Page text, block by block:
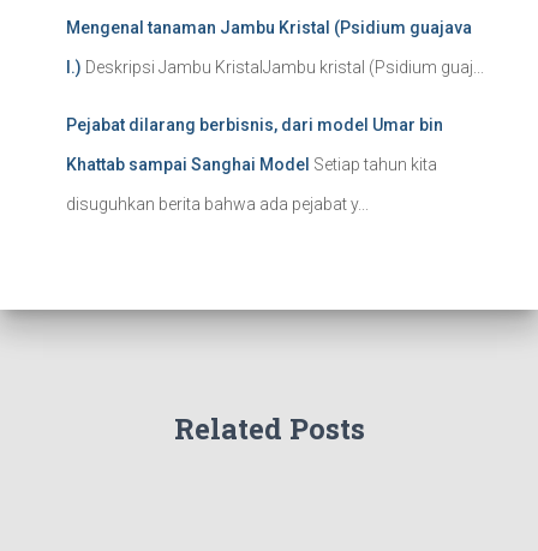
Mengenal tanaman Jambu Kristal (Psidium guajava
l.) Deskripsi Jambu KristalJambu kristal (Psidium guaj...
Pejabat dilarang berbisnis, dari model Umar bin
Khattab sampai Sanghai Model Setiap tahun kita
disuguhkan berita bahwa ada pejabat y...
Related Posts